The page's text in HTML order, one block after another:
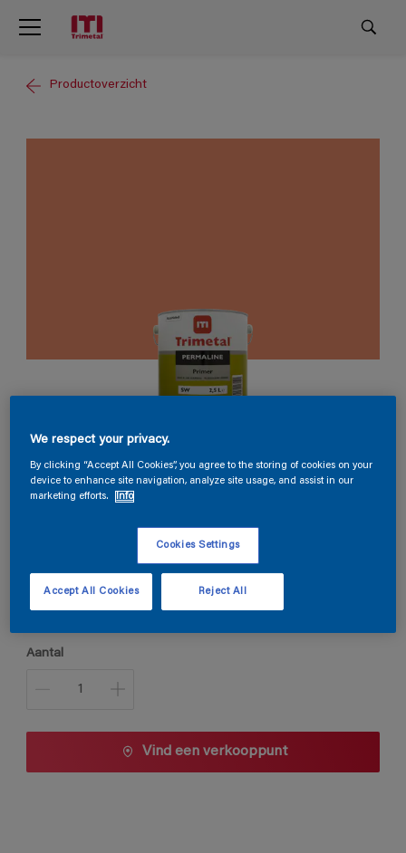
Productoverzicht
Permaline Primer
D1.36.60
Verpakkingsgrootte
Aantal
Vind een verkooppunt
We respect your privacy.
By clicking “Accept All Cookies”, you agree to the storing of cookies on your
device to enhance site navigation, analyze site usage, and assist in our
marketing efforts.
Info
Cookies Settings
Reject All
Accept All Cookies